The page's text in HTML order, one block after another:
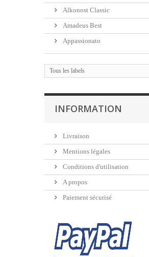
Alkonost Classic
Amadeus Best
Appassionato
Tous les labels
INFORMATION
Livraison
Mentions légales
Conditions d'utilisation
A propos
Paiement sécurisé